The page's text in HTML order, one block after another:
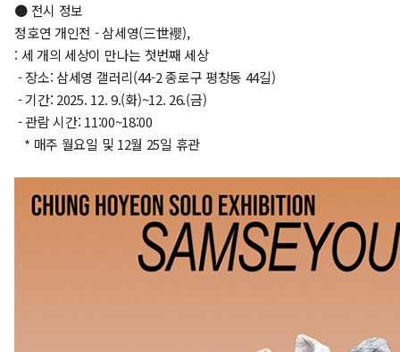
● 전시 정보
정호연 개인전 - 삼세영(三世䙬),
: 세 개의 세상이 만나는 첫번째 세상
- 장소: 삼세영 갤러리(44-2 종로구 평창동 44길)
- 기간: 2025. 12. 9.(화)~12. 26.(금)
- 관람 시간: 11:00~18:00
* 매주 월요일 및 12월 25일 휴관